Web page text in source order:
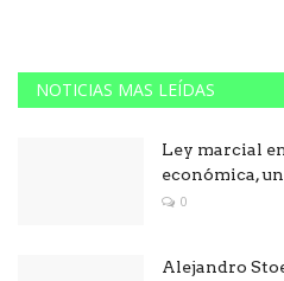
NOTICIAS MAS LEÍDAS
Ley marcial
económica,
0
Alejandro